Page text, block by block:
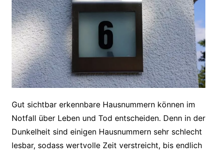
Gut sichtbar erkennbare Hausnummern können im
Notfall über Leben und Tod entscheiden. Denn in der
Dunkelheit sind einigen Hausnummern sehr schlecht
lesbar, sodass wertvolle Zeit verstreicht, bis endlich